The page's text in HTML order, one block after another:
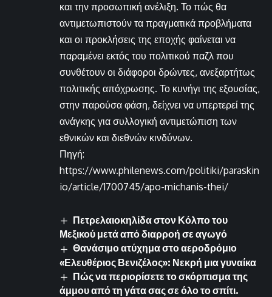
και την προσωπική ανέλιξη. Το πώς θα
αντιμετωπιστούν τα πραγματικά προβλήματα
και οι προκλήσεις της εποχής φαίνεται να
παραμένει εκτός του πολιτικού παζλ που
συνθέτουν οι διάφοροι δρώντες, ανεξαρτήτως
πολιτικής απόχρωσης. Το κυνήγι της εξουσίας,
στην παρούσα φάση, δείχνει να υπερτερεί της
ανάγκης για συλλογική αντιμετώπιση των
εθνικών και διεθνών κινδύνων.
Πηγή:
https://www.philenews.com/politiki/paraskin
io/article/1700745/apo-michanis-thei/
Πετρελαιοκηλίδα στον Κόλπο του
Μεξικού μετά από διαρροή σε αγωγό
Θανάσιμο ατύχημα στο αεροδρόμιο
«Ελευθέριος Βενιζέλος»: Νεκρή μια γυναίκα
Πώς να περιορίσετε το σκόρπισμα της
άμμου από τη γάτα σας σε όλο το σπίτι.